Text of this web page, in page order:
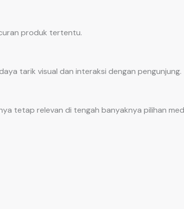
produk tertentu.
tarik visual dan interaksi dengan pengunjung.
tetap relevan di tengah banyaknya pilihan